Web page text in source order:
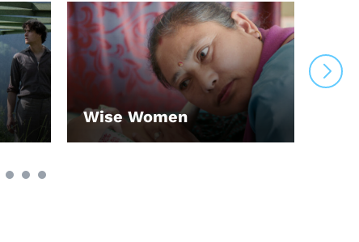
Wise Women
LEIHEN